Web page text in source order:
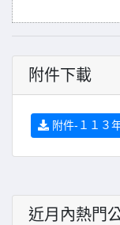
附件下載
附件-１１３
近月內熱門